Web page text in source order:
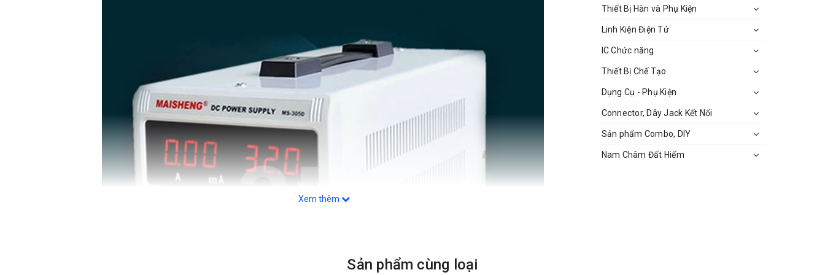
Xem thêm
Thiết Bị Hàn và Phụ Kiện
Linh Kiện Điện Tử
IC Chức năng
Thiết Bị Chế Tạo
Dụng Cụ - Phụ Kiện
Connector, Dây Jack Kết Nối
Sản phẩm Combo, DIY
Nam Châm Đất Hiếm
Sản phẩm cùng loại